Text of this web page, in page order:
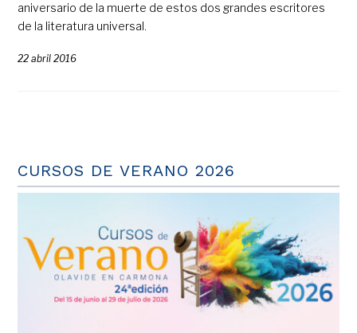
aniversario de la muerte de estos dos grandes escritores
de la literatura universal.
22 abril 2016
CURSOS DE VERANO 2026